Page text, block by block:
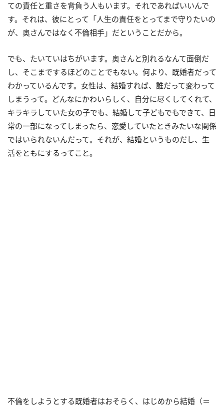
ての責任と重さを背負う人もいます。それであればいいんで
す。それは、彼にとって「人生の責任をとってまで守りたいの
が、奥さんではなく不倫相手」だということだから。
でも、たいていはちがいます。奥さんと別れるなんて面倒だ
し、そこまでするほどのことでもない。何より、既婚者だって
わかっているんです。女性は、結婚すれば、誰だって変わって
しまうって。どんなにかわいらしく、自分に尽くしてくれて、
キラキラしていた女の子でも、結婚して子どもでもできて、日
常の一部になってしまったら、恋愛していたときみたいな関係
ではいられないんだって。それが、結婚というものだし、生
活をともにするってこと。
不倫をしようとする既婚者はおそらく、はじめから結婚（＝